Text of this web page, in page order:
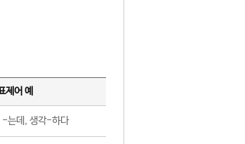
제어 예
는데, 생각-하다